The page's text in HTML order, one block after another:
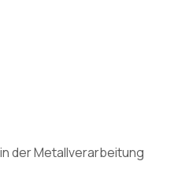
der Metallverarbeitung